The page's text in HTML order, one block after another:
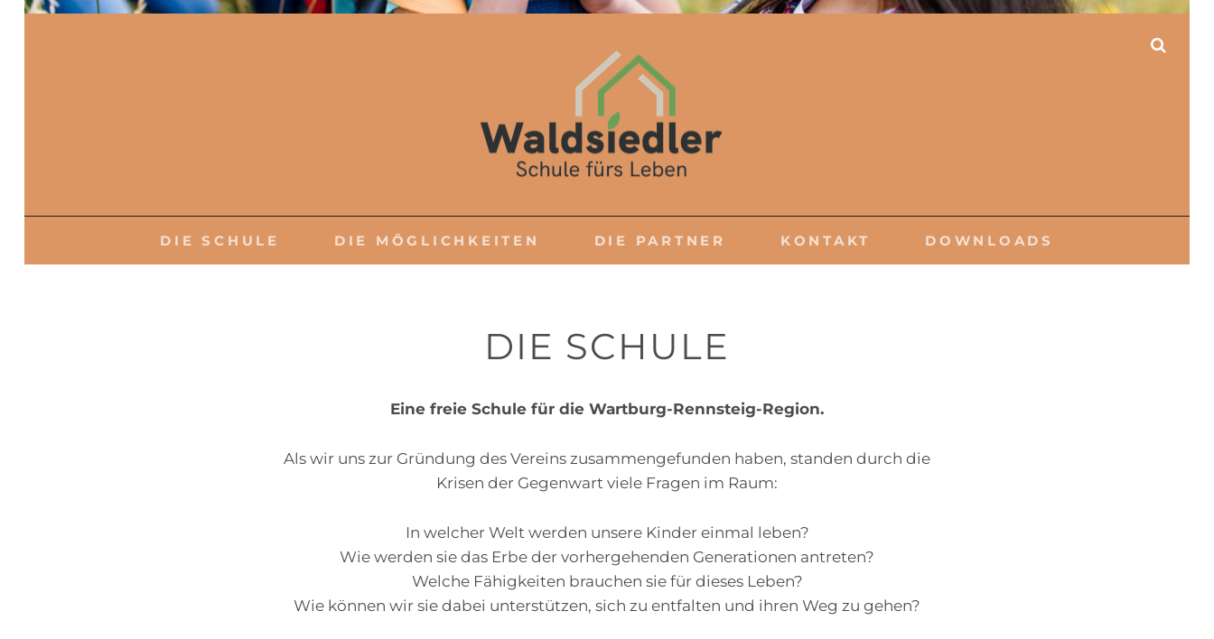
WALDSIEDLER SCHULE FÜRS LEBEN
DIE SCHULE DIE MÖGLICHKEITEN DIE PARTNER KONTAKT DOWNLOADS
DIE SCHULE
Eine freie Schule für die Wartburg-Rennsteig-Region.
Als wir uns zur Gründung des Vereins zusammengefunden haben, standen durch die
Krisen der Gegenwart viele Fragen im Raum:
In welcher Welt werden unsere Kinder einmal leben?
Wie werden sie das Erbe der vorhergehenden Generationen antreten?
Welche Fähigkeiten brauchen sie für dieses Leben?
Wie können wir sie dabei unterstützen, sich zu entfalten und ihren Weg zu gehen?